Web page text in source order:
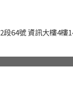
64號 資訊大樓4樓